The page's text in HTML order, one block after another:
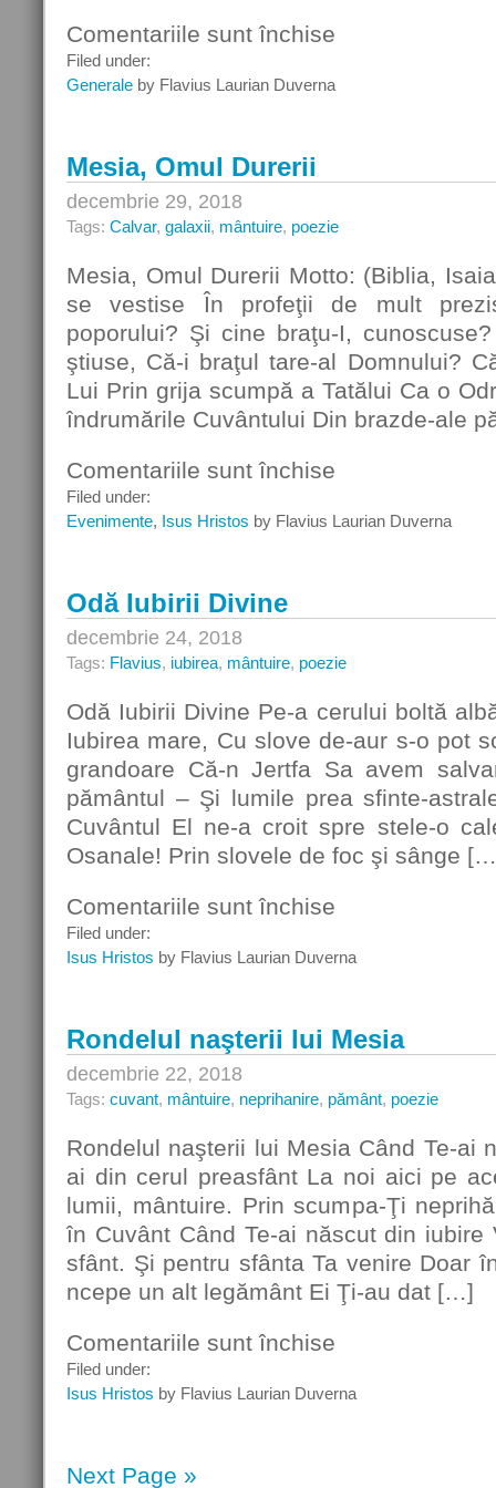
Comentariile sunt închise
Filed under:
Generale by Flavius Laurian Duverna
Mesia, Omul Durerii
decembrie 29, 2018
Tags: Calvar, galaxii, mântuire, poezie
Mesia, Omul Durerii Motto: (Biblia,
se vestise În profeţii de mult
poporului? Şi cine braţu-I,
ştiuse, Că-i braţul tare-al Domnului?
Lui Prin grija scumpă a Tatălui Ca o
îndrumările Cuvântului Din brazde-ale
Comentariile sunt închise
Omul
Filed under:
Evenimente, Isus Hristos by Flavius Laurian Duverna
Odă Iubirii Divine
decembrie 24, 2018
Tags: Flavius, iubirea, mântuire, poezie
Odă Iubirii Divine Pe-a cerului boltă
Iubirea mare, Cu slove de-aur s-o pot
grandoare Că-n Jertfa Sa avem
pământul – Şi lumile prea sfinte-
Cuvântul El ne-a croit spre stele-o
Osanale! Prin slovele de foc şi sânge
Comentariile sunt închise
Filed under:
Isus Hristos by Flavius Laurian Duverna
Rondelul naşterii lui Mesia
decembrie 22, 2018
Tags: cuvant, mântuire, neprihanire, pământ, poezie
Rondelul naşterii lui Mesia Când Te-ai
ai din cerul preasfânt La noi aici pe
lumii, mântuire. Prin scumpa-Ţi
în Cuvânt Când Te-ai născut din iubire
sfânt. Şi pentru sfânta Ta venire Doar
ncepe un alt legământ Ei Ţi-au dat […]
Comentariile sunt închise
Filed under:
Isus Hristos by Flavius Laurian Duverna
Next Page »